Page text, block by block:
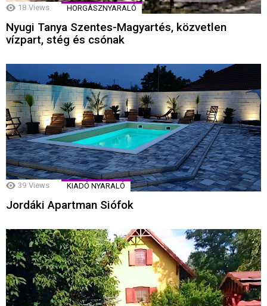
18 Views HORGÁSZNYARALÓ
Nyugi Tanya Szentes-Magyartés, közvetlen
vízpart, stég és csónak
39 Views KIADÓ NYARALÓ
Jordáki Apartman Siófok